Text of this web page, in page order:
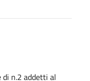
di n.2 addetti al